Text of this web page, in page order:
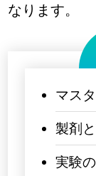
なります。
マス
製剤
実験